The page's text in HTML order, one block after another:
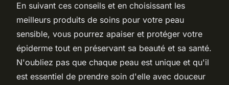
En suivant ces conseils et en choisissant les
meilleurs produits de soins pour votre peau
sensible, vous pourrez apaiser et protéger votre
épiderme tout en préservant sa beauté et sa santé.
N'oubliez pas que chaque peau est unique et qu'il
est essentiel de prendre soin d'elle avec douceur